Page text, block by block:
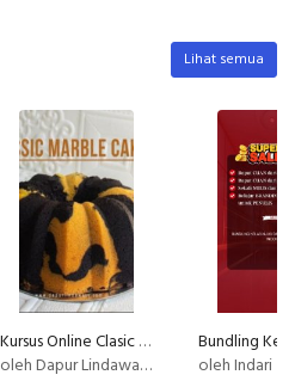
Lihat semua
Kursus Online Clasic Marble Cake Dapur Lindawaty PU
oleh Dapur Lindawaty
oleh Indari